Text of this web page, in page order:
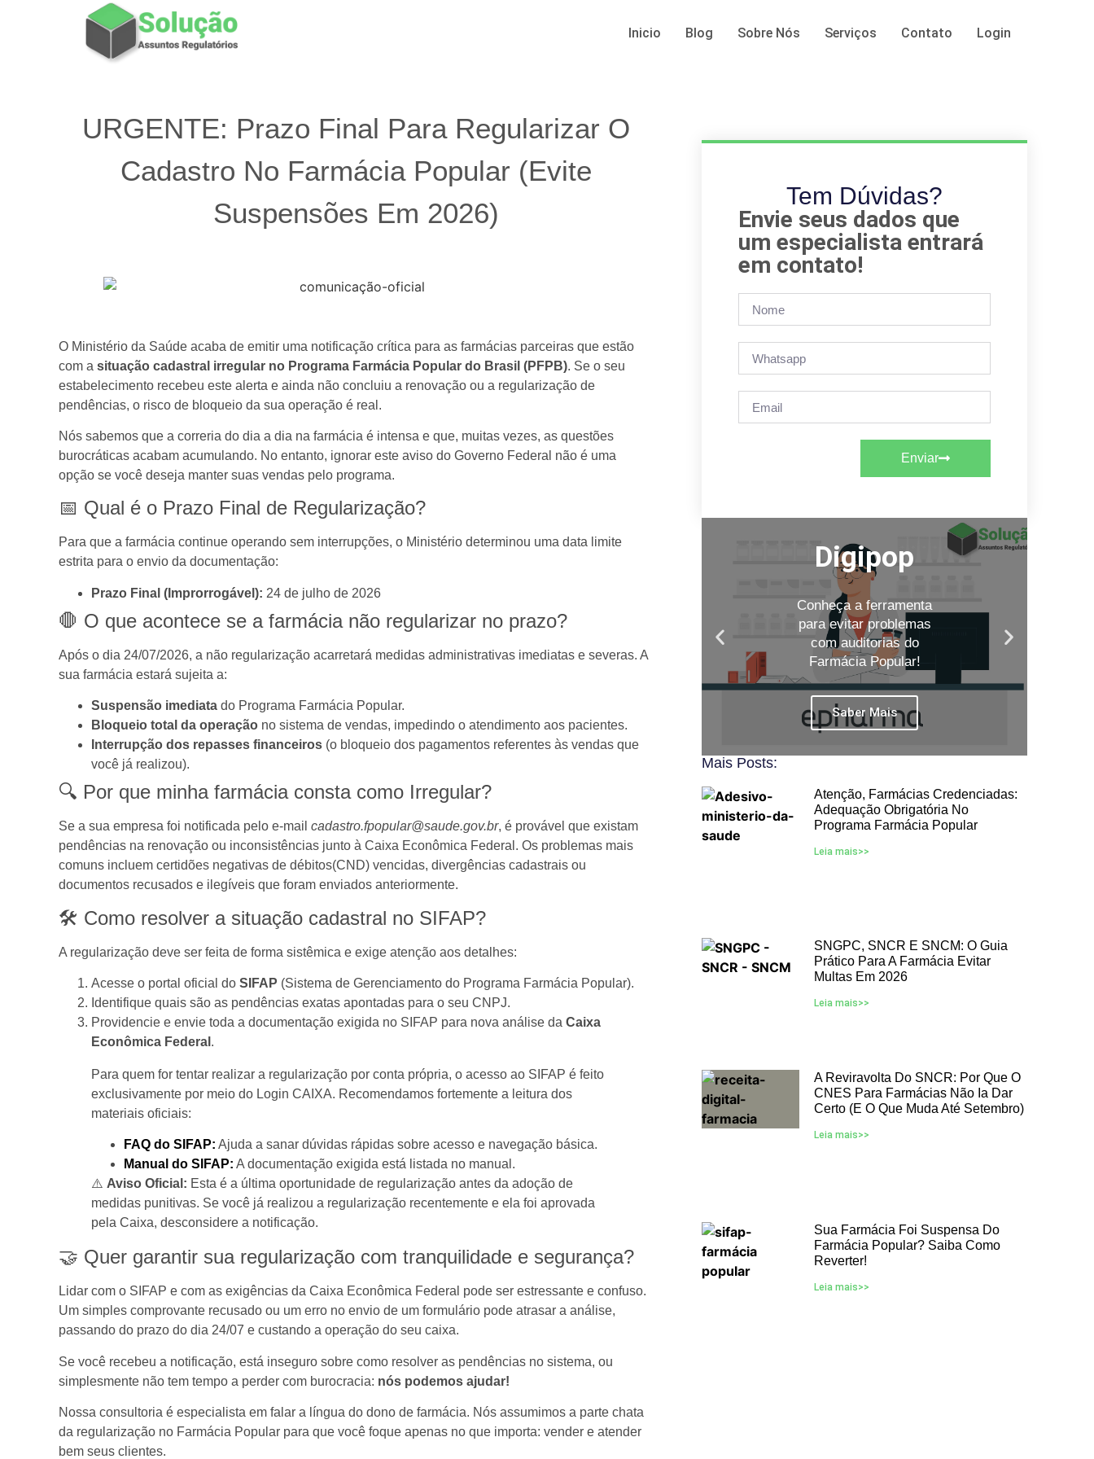
Inicio Blog Sobre Nós Serviços Contato Login
URGENTE: Prazo Final Para Regularizar O
Cadastro No Farmácia Popular (Evite
Suspensões Em 2026)
O Ministério da Saúde acaba de emitir uma notificação crítica para as farmácias parceiras que estão
com a situação cadastral irregular no Programa Farmácia Popular do Brasil (PFPB). Se o seu
estabelecimento recebeu este alerta e ainda não concluiu a renovação ou a regularização de
pendências, o risco de bloqueio da sua operação é real.
Nós sabemos que a correria do dia a dia na farmácia é intensa e que, muitas vezes, as questões
burocráticas acabam acumulando. No entanto, ignorar este aviso do Governo Federal não é uma
opção se você deseja manter suas vendas pelo programa.
📅 Qual é o Prazo Final de Regularização?
Para que a farmácia continue operando sem interrupções, o Ministério determinou uma data limite
estrita para o envio da documentação:
Prazo Final (Improrrogável): 24 de julho de 2026
🛑 O que acontece se a farmácia não regularizar no prazo?
Após o dia 24/07/2026, a não regularização acarretará medidas administrativas imediatas e severas. A
sua farmácia estará sujeita a:
Suspensão imediata do Programa Farmácia Popular.
Bloqueio total da operação no sistema de vendas, impedindo o atendimento aos pacientes.
Interrupção dos repasses financeiros (o bloqueio dos pagamentos referentes às vendas que
você já realizou).
🔍 Por que minha farmácia consta como Irregular?
Se a sua empresa foi notificada pelo e-mail cadastro.fpopular@saude.gov.br, é provável que existam
pendências na renovação ou inconsistências junto à Caixa Econômica Federal. Os problemas mais
comuns incluem certidões negativas de débitos(CND) vencidas, divergências cadastrais ou
documentos recusados e ilegíveis que foram enviados anteriormente.
🛠️ Como resolver a situação cadastral no SIFAP?
A regularização deve ser feita de forma sistêmica e exige atenção aos detalhes:
Acesse o portal oficial do SIFAP (Sistema de Gerenciamento do Programa Farmácia Popular).
Identifique quais são as pendências exatas apontadas para o seu CNPJ.
Providencie e envie toda a documentação exigida no SIFAP para nova análise da Caixa
Econômica Federal .
Para quem for tentar realizar a regularização por conta própria, o acesso ao SIFAP é feito
exclusivamente por meio do Login CAIXA. Recomendamos fortemente a leitura dos
materiais oficiais:
FAQ do SIFAP: Ajuda a sanar dúvidas rápidas sobre acesso e navegação básica.
Manual do SIFAP: A documentação exigida está listada no manual.
⚠️ Aviso Oficial: Esta é a última oportunidade de regularização antes da adoção de
medidas punitivas. Se você já realizou a regularização recentemente e ela foi aprovada
pela Caixa, desconsidere a notificação.
🤝 Quer garantir sua regularização com tranquilidade e segurança?
Lidar com o SIFAP e com as exigências da Caixa Econômica Federal pode ser estressante e confuso.
Um simples comprovante recusado ou um erro no envio de um formulário pode atrasar a análise,
passando do prazo do dia 24/07 e custando a operação do seu caixa.
Se você recebeu a notificação, está inseguro sobre como resolver as pendências no sistema, ou
simplesmente não tem tempo a perder com burocracia: nós podemos ajudar!
Nossa consultoria é especialista em falar a língua do dono de farmácia. Nós assumimos a parte chata
da regularização no Farmácia Popular para que você foque apenas no que importa: vender e atender
bem seus clientes.
Tem Dúvidas?
Envie seus dados que
um especialista entrará
em contato!
Enviar
Digipop
Conheça a ferramenta
para evitar problemas
com auditorias do
Farmácia Popular!
Saber Mais
Mais Posts:
Atenção, Farmácias Credenciadas:
Adequação Obrigatória No
Programa Farmácia Popular
Leia mais>>
SNGPC, SNCR E SNCM: O Guia
Prático Para A Farmácia Evitar
Multas Em 2026
Leia mais>>
A Reviravolta Do SNCR: Por Que O
CNES Para Farmácias Não Ia Dar
Certo (e O Que Muda Até Setembro)
Leia mais>>
Sua Farmácia Foi Suspensa Do
Farmácia Popular? Saiba Como
Reverter!
Leia mais>>